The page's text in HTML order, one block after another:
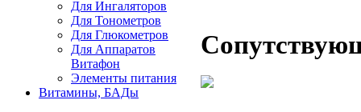
Для Ингаляторов
Для Тонометров
Для Глюкометров
Для Аппаратов
Витафон
Элементы питания
Витамины, БАДы